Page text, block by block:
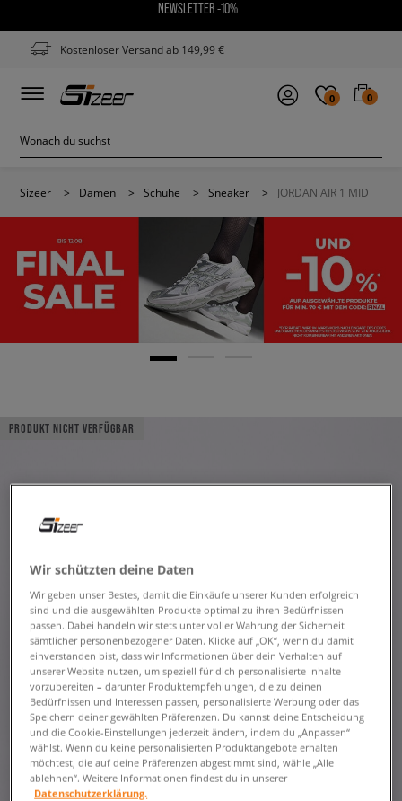
NEWSLETTER -10%
Kostenloser Versand ab 149,99 €
0 0
Sizeer > Damen > Schuhe > Sneaker > JORDAN AIR 1 MID
PRODUKT NICHT VERFÜGBAR
Wir schützten deine Daten
Wir geben unser Bestes, damit die Einkäufe unserer Kunden erfolgreich
sind und die ausgewählten Produkte optimal zu ihren Bedürfnissen
passen. Dabei handeln wir stets unter voller Wahrung der Sicherheit
sämtlicher personenbezogener Daten. Klicke auf „OK“, wenn du damit
einverstanden bist, dass wir Informationen über dein Verhalten auf
unserer Website nutzen, um speziell für dich personalisierte Inhalte
vorzubereiten – darunter Produktempfehlungen, die zu deinen
Bedürfnissen und Interessen passen, personalisierte Werbung oder das
Speichern deiner gewählten Präferenzen. Du kannst deine Entscheidung
und die Cookie-Einstellungen jederzeit ändern, indem du „Anpassen“
wählst. Wenn du keine personalisierten Produktangebote erhalten
möchtest, die auf deine Präferenzen abgestimmt sind, wähle „Alle
ablehnen“. Weitere Informationen findest du in unserer
Datenschutzerklärung.